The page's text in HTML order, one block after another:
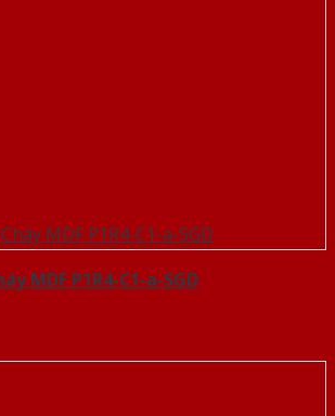
MDF P1R4-C1-a-SGD